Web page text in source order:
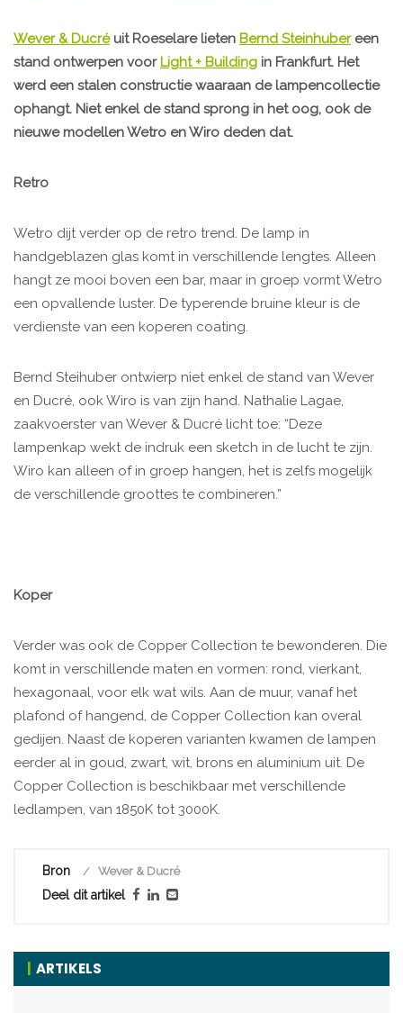
Wever & Ducréuit Roeselare lieten Bernd Steinhubereen
stand ontwerpen voor Light + Building in Frankfurt. Het
werd een stalen constructie waaraan de lampencollectie
ophangt. Niet enkel de stand sprong in het oog, ook de
nieuwe modellen Wetro en Wiro deden dat.
Retro
Wetro dijt verder op de retro trend. De lamp in
handgeblazen glas komt in verschillende lengtes. Alleen
hangt ze mooi boven een bar, maar in groep vormt Wetro
een opvallende luster. De typerende bruine kleur is de
verdienste van een koperen coating.
Bernd Steihuber ontwierp niet enkel de stand van Wever
en Ducré, ook Wiro is van zijn hand. Nathalie Lagae,
zaakvoerster van Wever & Ducré licht toe: “Deze
lampenkap wekt de indruk een sketch in de lucht te zijn.
Wiro kan alleen of in groep hangen, het is zelfs mogelijk
de verschillende groottes te combineren.”
Koper
Verder was ook de Copper Collection te bewonderen. Die
komt in verschillende maten en vormen: rond, vierkant,
hexagonaal, voor elk wat wils. Aan de muur, vanaf het
plafond of hangend, de Copper Collection kan overal
gedijen. Naast de koperen varianten kwamen de lampen
eerder al in goud, zwart, wit, brons en aluminium uit. De
Copper Collection is beschikbaar met verschillende
ledlampen, van 1850K tot 3000K.
Bron Wever & Ducré
Deel dit artikel
ARTIKELS